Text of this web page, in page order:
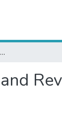
Uterine Arteriovenous Malformation: A Case Report and Review of the Literature